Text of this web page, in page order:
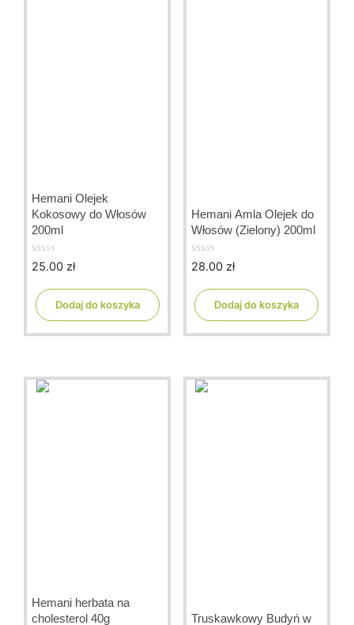
Hemani Olejek
Kokosowy do Włosów
200ml
0
o
5
25.00 zł
Dodaj do koszyka
Hemani Amla Olejek do
Włosów (Zielony) 200ml
0
o
5
28.00 zł
Dodaj do koszyka
Hemani herbata na
cholesterol 40g
Truskawkowy Budyń w